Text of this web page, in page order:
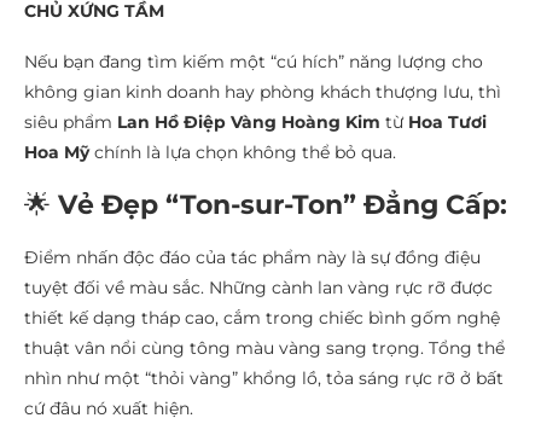
CHỦ XỨNG TẦM
Nếu bạn đang tìm kiếm một “cú hích” năng lượng cho
không gian kinh doanh hay phòng khách thượng lưu, thì
siêu phẩm Lan Hồ Điệp Vàng Hoàng Kim từ Hoa Tươi
Hoa Mỹchính là lựa chọn không thể bỏ qua.
🌟 Vẻ Đẹp “Ton-sur-Ton” Đẳng Cấp:
Điểm nhấn độc đáo của tác phẩm này là sự đồng điệu
tuyệt đối về màu sắc. Những cành lan vàng rực rỡ được
thiết kế dạng tháp cao, cắm trong chiếc bình gốm nghệ
thuật vân nổi cùng tông màu vàng sang trọng. Tổng thể
nhìn như một “thỏi vàng” khổng lồ, tỏa sáng rực rỡ ở bất
cứ đâu nó xuất hiện.